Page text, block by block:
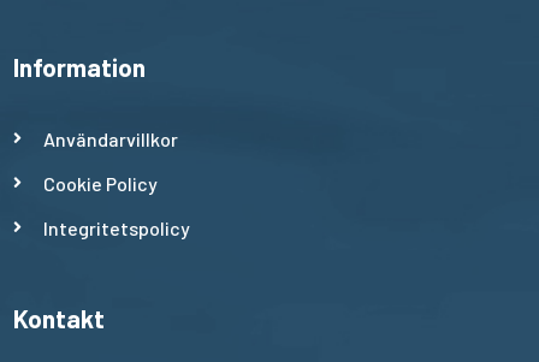
Information
Användarvillkor
Cookie Policy
Integritetspolicy
Kontakt